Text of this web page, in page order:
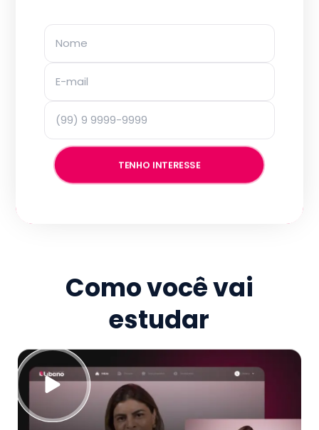
TENHO INTERESSE
Como você vai
estudar